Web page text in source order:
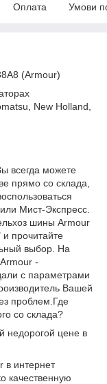
Оплата Умови
(Armour)
New Holland,
всегда можете
прямо со склада,
Мист-Экспресс.
шины Armour
прочитайте
выбор. На
-
с параметрами
Вашей
проблем.Где
со склада?
недорогой цене в
в интернет
качественную